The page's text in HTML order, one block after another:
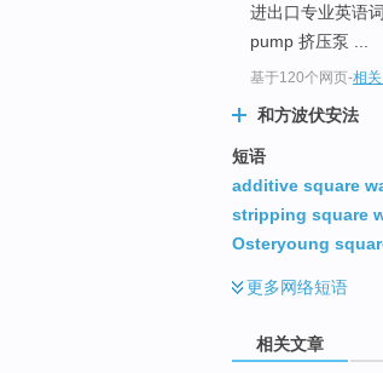
进出口专业英语
pump 挤压泵 ...
基于120个网页-相
和方波伏安法
短语
additive square
stripping square
Osteryoung
更多网络短语
相关文章